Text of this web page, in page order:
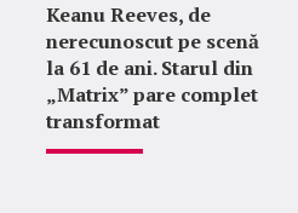
Keanu Reeves, de
nerecunoscut pe scenă
la 61 de ani. Starul din
„Matrix” pare complet
transformat